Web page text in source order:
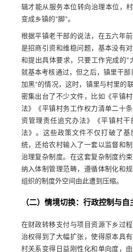
辑才能从服务本位转向治理本位，
变成乡镇的“脚”。
根据平镇老干部的说法，在五六年
是招商引资和维稳问题，基本没有
和提出具体要求，只要工作完成的“
就基本考核通过，但之后，镇里干部
加黑”的情况，这时，镇里与村里的
密集出台了不少文件，比如《平镇
法》《平镇村务工作权力清单二十
资管理责任追究办法》《平镇村干
法》。这些政策文件不仅打破了基
统，还给农村输入了一套以监督和
治理复杂制度。在这套复杂制度约
纳入体制管理范畴，遵循体制化和
组织的制度外空间由此遭到压缩。
（二）情境切换：行政控制与自
在财政转移支付与项目资源下乡过
治权得到了大幅扩张，使得原本具
村关系变得日益刚性化和单向度，